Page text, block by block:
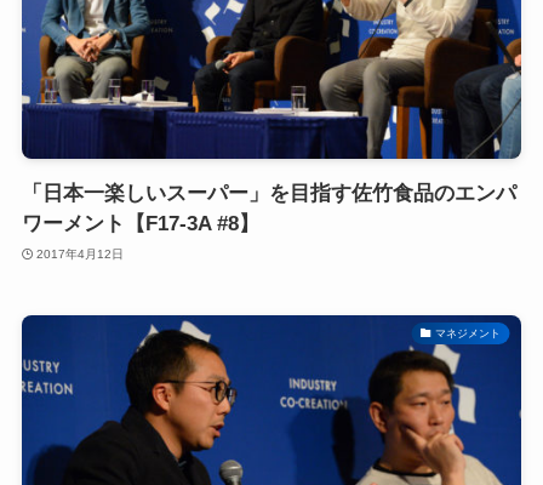
「日本一楽しいスーパー」を目指す佐竹食品のエンパ
ワーメント【F17-3A #8】
2017年4月12日
マネジメント